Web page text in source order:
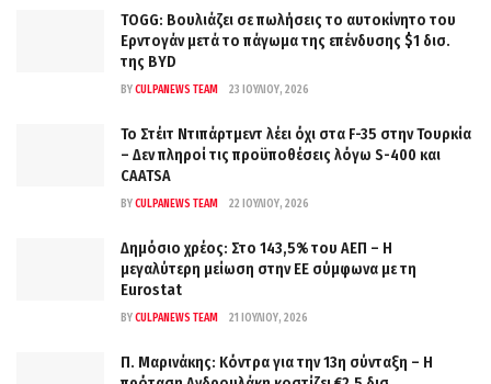
TOGG: Βουλιάζει σε πωλήσεις το αυτοκίνητο του
Ερντογάν μετά το πάγωμα της επένδυσης $1 δισ.
της BYD
BYCULPANEWS TEAM 23 ΙΟΥΛΊΟΥ, 2026
Το Στέιτ Ντιπάρτμεντ λέει όχι στα F-35 στην Τουρκία
– Δεν πληροί τις προϋποθέσεις λόγω S-400 και
CAATSA
BYCULPANEWS TEAM 22 ΙΟΥΛΊΟΥ, 2026
Δημόσιο χρέος: Στο 143,5% του ΑΕΠ – Η
μεγαλύτερη μείωση στην ΕΕ σύμφωνα με τη
Eurostat
BYCULPANEWS TEAM 21 ΙΟΥΛΊΟΥ, 2026
Π. Μαρινάκης: Κόντρα για την 13η σύνταξη – Η